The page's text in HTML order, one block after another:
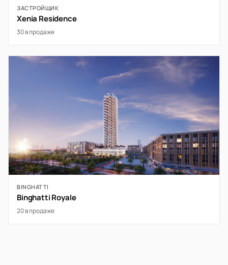
ЗАСТРОЙЩИК
Xenia Residence
30 в продаже
BINGHATTI
Binghatti Royale
20 в продаже